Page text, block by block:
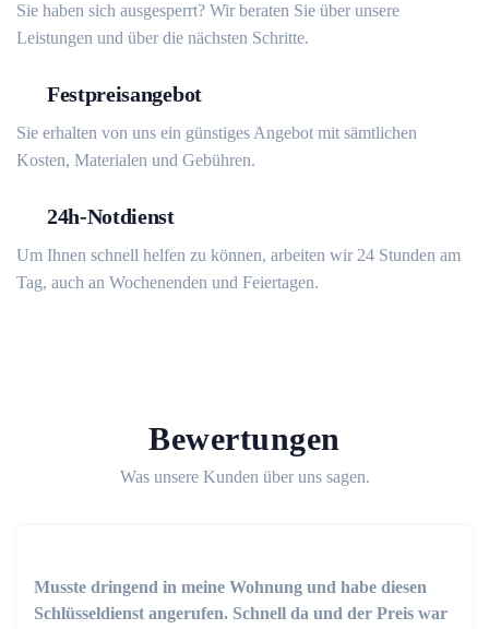
Sie haben sich ausgesperrt? Wir beraten Sie über unsere
Leistungen und über die nächsten Schritte.
Festpreisangebot
Sie erhalten von uns ein günstiges Angebot mit sämtlichen
Kosten, Materialen und Gebühren.
24h-Notdienst
Um Ihnen schnell helfen zu können, arbeiten wir 24 Stunden am
Tag, auch an Wochenenden und Feiertagen.
Bewertungen
Was unsere Kunden über uns sagen.
Musste dringend in meine Wohnung und habe diesen
Schlüsseldienst angerufen. Schnell da und der Preis war